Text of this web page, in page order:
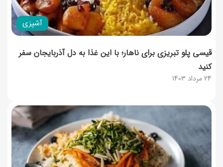
آشپزی
24 مرداد 1403
قیسی پلو تبریزی برای ناهار؛ با این غذا به دل آذربایجان سفر
کنید